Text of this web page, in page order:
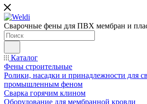
Сварочные фены для ПВХ мембран и
Каталог
Фены строительные
Ролики, насадки и принадлежности для
промышленным феном
Сварка горячим клином
Оборудование для мембранной кровли